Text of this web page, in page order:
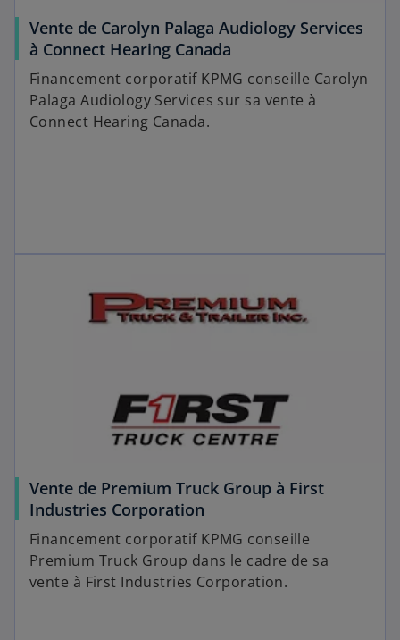
Vente de Carolyn Palaga Audiology Services
à Connect Hearing Canada
Financement corporatif KPMG conseille Carolyn
Palaga Audiology Services sur sa vente à
Connect Hearing Canada.
Vente de Premium Truck Group à First
Industries Corporation
Financement corporatif KPMG conseille
Premium Truck Group dans le cadre de sa
vente à First Industries Corporation.